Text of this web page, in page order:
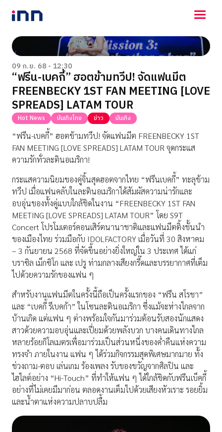
NEWS
ENTERTAINMENT
LIFESTYLE
HOROSCOPE
LOTTERY
VIDEO
ร่วมด้วยช่วยกัน
09 ก.ย. 68 - 12:30
“ฟรีน-เบคกี้” ฮอตข้ามทวีป! จัดแฟนมีต
FREENBECKY 1ST FAN MEETING [LOVE
SPREADS] LATAM TOUR
Hot News บันเทิงไทย ข่าว บันเทิง
“ฟรีน-เบคกี้” ฮอตข้ามทวีป! จัดแฟนมีต FREENBECKY 1ST
FAN MEETING [LOVE SPREADS] LATAM TOUR จุดกระแส
ความรักทั่วละตินอเมริกา!
กระแสความนิยมของคู่จิ้นสุดฮอตจากไทย “ฟรีนเบคกี้” ทะลุข้าม
ทวีป เมื่อแฟนคลับในละตินอเมริกาได้สัมผัสความน่ารักและ
อบอุ่นของทั้งคู่แบบใกล้ชิดในงาน “FREENBECKY 1ST FAN
MEETING [LOVE SPREADS] LATAM TOUR” โดย S9T
Concert โปรโมเตอร์คอนเสิร์ตนานาชาติและแฟนมีตติ้งชั้นนำ
ของเมืองไทย ร่วมมือกับ IDOLFACTORY เมื่อวันที่ 30 สิงหาคม
– 3 กันยายน 2568 ที่จัดขึ้นอย่างยิ่งใหญ่ใน 3 ประเทศ ได้แก่
บราซิล เม็กซิโก และ เปรู ท่ามกลางเสียงกรี๊ดและบรรยากาศที่เต็ม
ไปด้วยความรักของแฟน ๆ
สำหรับงานแฟนมีตในครั้งนี้ถือเป็นครั้งแรกของ “ฟรีน สโรชา”
และ “เบคกี้ รีเบคก้า” ในโซนละตินอเมริกา ซึ่งแม้จะห่างไกลจาก
บ้านเกิด แต่แฟน ๆ ต่างพร้อมใจกันมาร่วมต้อนรับสองนักแสดง
สาวด้วยความอบอุ่นและเปี่ยมด้วยพลังบวก บางคนเดินทางไกล
หลายร้อยกิโลเมตรเพื่อมาร่วมเป็นส่วนหนึ่งของค่ำคืนแห่งความ
ทรงจำ ภายในงาน แฟน ๆ ได้ร่วมกิจกรรมสุดพิเศษมากมาย ทั้ง
ช่วงถาม-ตอบ เล่นเกม ร้องเพลง รับของขวัญจากศิลปิน และ
ไฮไลต์อย่าง “Hi-Touch” ที่ทำให้แฟน ๆ ได้ใกล้ชิดกับฟรีนเบ็คกี้
อย่างที่ไม่เคยมีมาก่อน ตลอดงานเต็มไปด้วยเสียงหัวเราะ รอยยิ้ม
และน้ำตาแห่งความปลาบปลื้ม